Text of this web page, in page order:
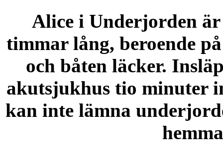
Alice i Underjorden
timmar lång, beroende
och båten läcker.
akutsjukhus tio minuter
kan inte lämna